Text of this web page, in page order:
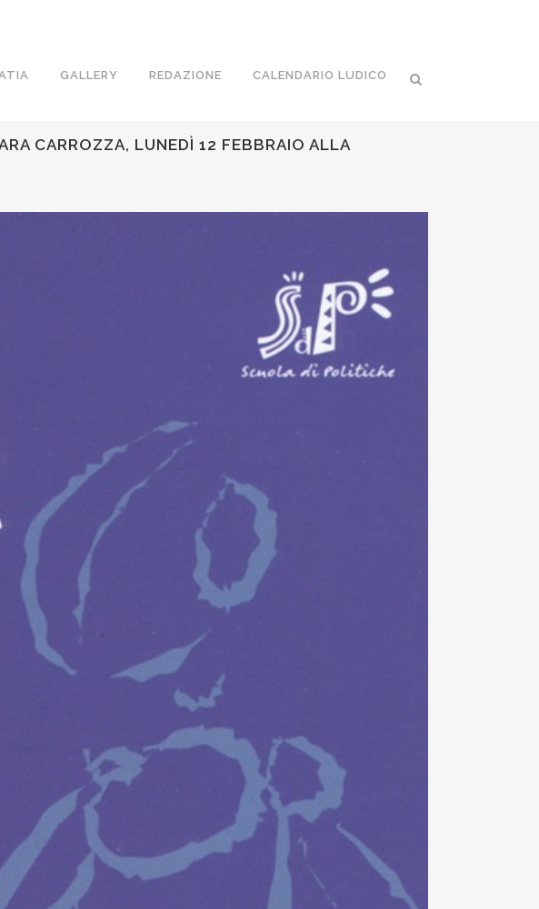
GALLERY REDAZIONE CALENDARIO LUDICO
CARROZZA, LUNEDÌ 12 FEBBRAIO ALLA